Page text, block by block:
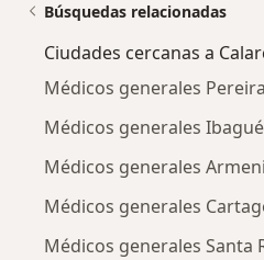
Búsquedas relacionadas
Ciudades cercanas a
Médicos generales Pereira
Médicos generales Ibagué
Médicos generales
Médicos generales
Médicos generales Santa